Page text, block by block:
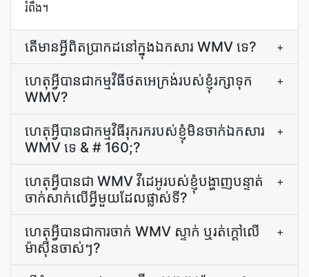
រំពឹង។
តើ​មាន​អ្វី​ពិត​ប្រាកដ​នៅ​ក្នុង​ឯកសារ WMV ទេ? +
ហេតុ​អ្វី​បាន​ជា​កម្មវិធី​ថត​អេក្រង់​របស់​ខ្ញុំ​រក្សា​ទុក
WMV?
+
ហេតុ​អ្វី​បាន​ជា​កម្មវិធី​រុករក​របស់​ខ្ញុំ​មិន​ចាក់​ឯកសារ
WMV ទេ & # 160;?
+
ហេតុអ្វីបានជា WMV វីដេអូរបស់ខ្ញុំបង្ហាញបន្ទាត់
ចាក់សាក់លើអ្វីមួយដែលផ្លាស់ទី?
+
ហេតុអ្វី​បាន​ជា​ការ​ចាក់​ WMV ស្ទាក់ ឬ​រត់​ក្តៅ​លើ​
ម៉ាស៊ីន​ចាស់ៗ?
+